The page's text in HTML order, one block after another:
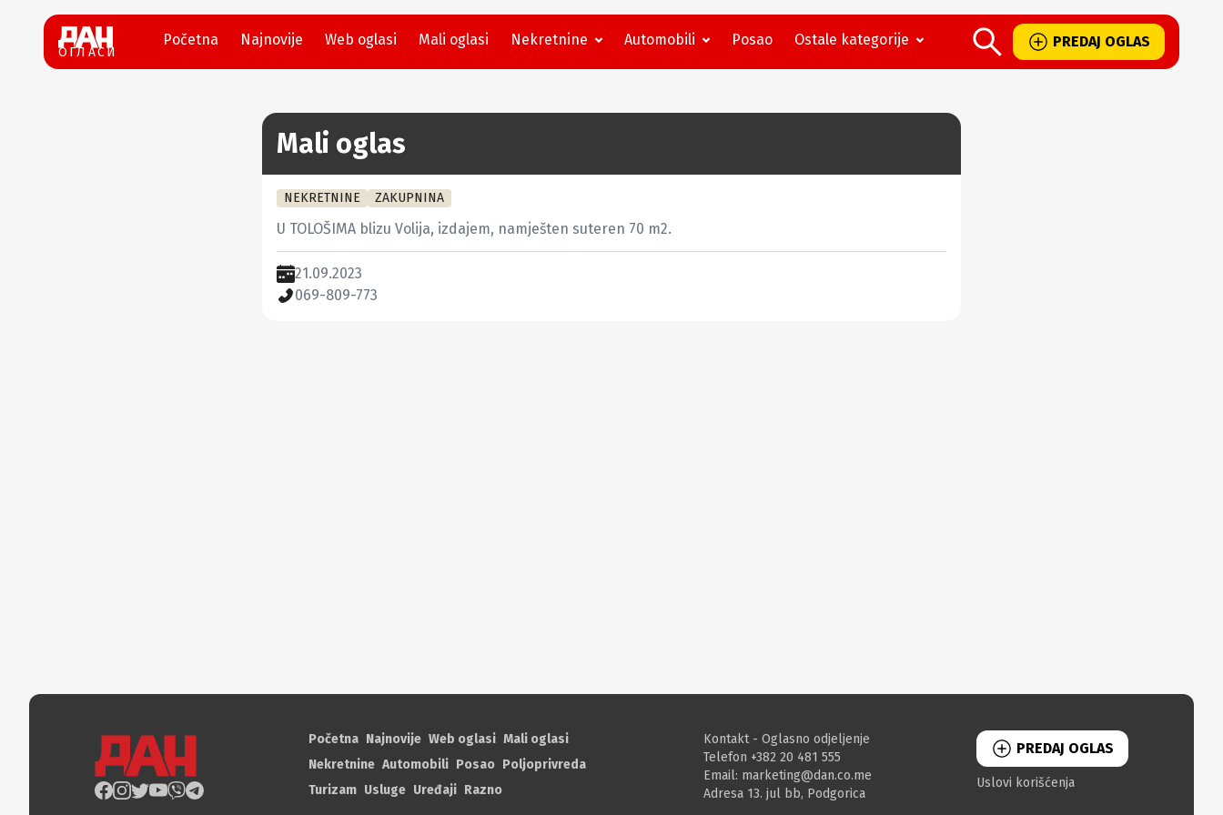
ОГЛАСИ
Početna Najnovije Web oglasi Mali oglasi Nekretnine Automobili Posao Ostale kategorije PREDAJ OGLAS
Mali oglas
NEKRETNINE ZAKUPNINA
U TOLOŠIMA blizu Volija, izdajem, namješten suteren 70 m2.
21.09.2023
069-809-773
Početna Najnovije Web oglasi Mali oglasi
Nekretnine Automobili Posao Poljoprivreda
Turizam Usluge Uređaji Razno
Kontakt - Oglasno odjeljenje
Telefon +382 20 481 555
Email: marketing@dan.co.me
Adresa 13. jul bb, Podgorica
PREDAJ OGLAS
Uslovi korišćenja